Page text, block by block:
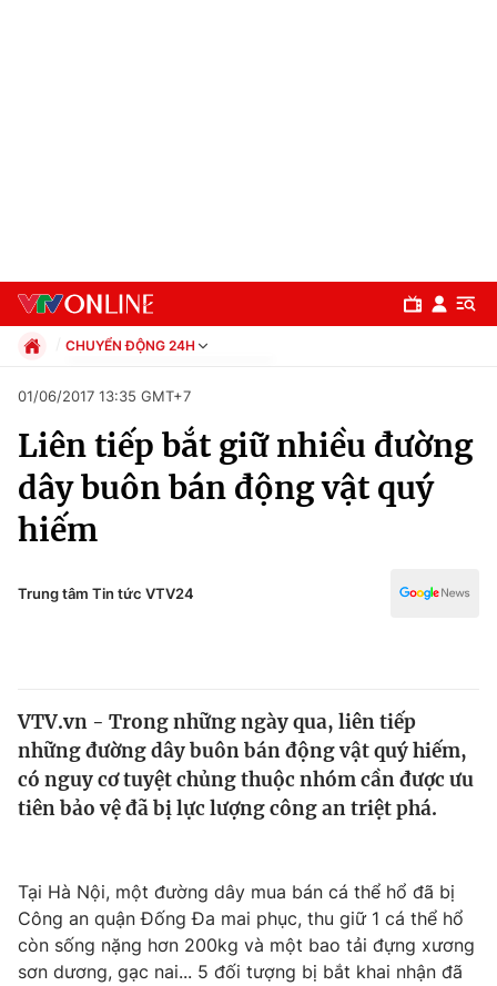
Chuyên mục
Chính trị
Thế giới
Tin tức
Câu chuyện quốc tế
Thị trường
Góc doanh nghiệp
Dữ liệu và đời sống
Truyền hình
CHUYỂN ĐỘNG 24H
Xã hội
Pháp luật
Thể thao
Truyền hình
01/06/2017 13:35 GMT+7
Liên tiếp bắt giữ nhiều đường
dây buôn bán động vật quý
hiếm
Trung tâm Tin tức VTV24
VTV.vn - Trong những ngày qua, liên tiếp
những đường dây buôn bán động vật quý hiếm,
có nguy cơ tuyệt chủng thuộc nhóm cần được ưu
tiên bảo vệ đã bị lực lượng công an triệt phá.
Tại Hà Nội, một đường dây mua bán cá thể hổ đã bị
Công an quận Đống Đa mai phục, thu giữ 1 cá thể hổ
còn sống nặng hơn 200kg và một bao tải đựng xương
sơn dương, gạc nai... 5 đối tượng bị bắt khai nhận đã